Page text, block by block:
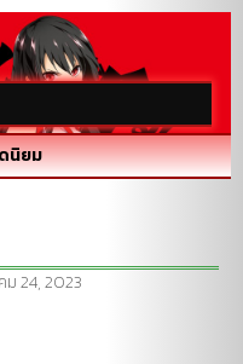
นิยม
ม 24, 2023